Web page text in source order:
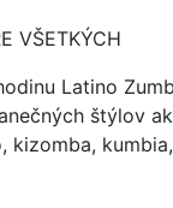
VŠETKÝCH
Latino
štýlov
kizomba,